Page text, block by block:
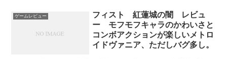
ゲームレビュー
フィスト 紅蓮城の闇 レビュ
ー モフモフキャラのかわいさと
コンボアクションが楽しいメトロ
イドヴァニア、ただしバグ多し。